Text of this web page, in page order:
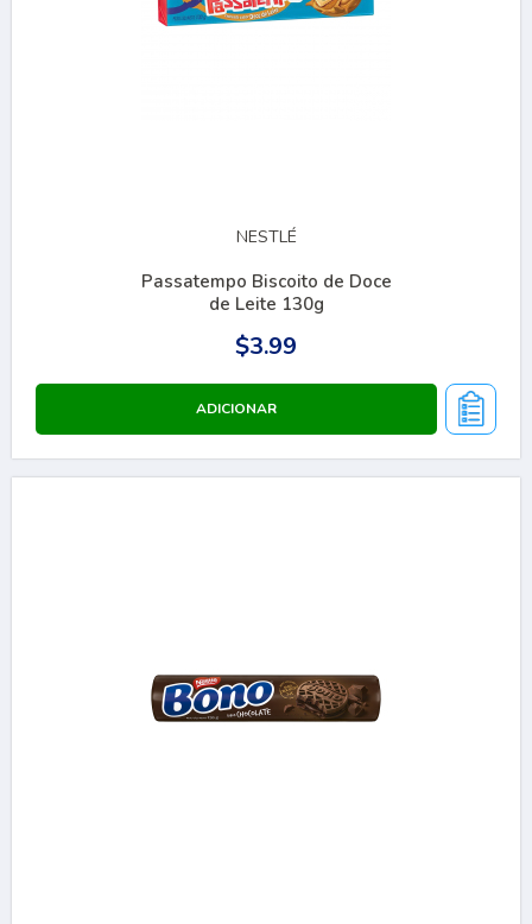
NESTLÉ
Passatempo Biscoito de Doce
de Leite 130g
$3.99